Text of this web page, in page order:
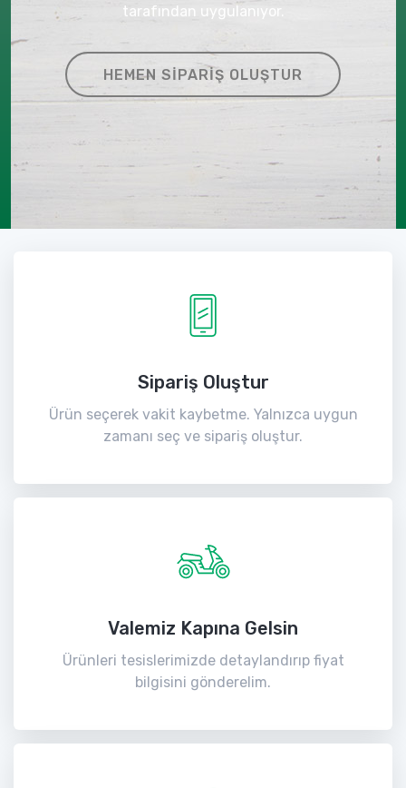
tarafından uygulanıyor.
HEMEN SIPARIŞ OLUŞTUR
Sipariş Oluştur
Ürün seçerek vakit kaybetme. Yalnızca uygun
zamanı seç ve sipariş oluştur.
Valemiz Kapına Gelsin
Ürünleri tesislerimizde detaylandırıp fiyat
bilgisini gönderelim.